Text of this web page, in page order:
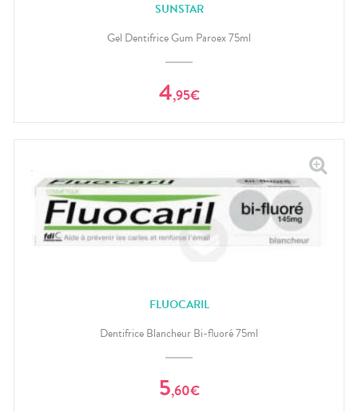
SUNSTAR
Gel Dentifrice Gum Paroex 75ml
4,95€
FLUOCARIL
Dentifrice Blancheur Bi-fluoré 75ml
5,60€